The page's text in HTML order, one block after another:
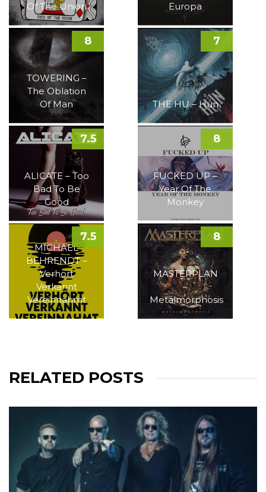
Of The Union
Europa
TOWERING –
The Oblation
Of Man
8
THE HU – Hun
7
ALICATE – Too
Bad To Be
Good
7.5
FUCKED UP –
Year Of The
Monkey
8
MICHAEL
BEHRENDT –
Verhört
Verkannt
Vereinnahmt
7.5
MASTERPLAN
–
Metalmorphosis
8
RELATED POSTS